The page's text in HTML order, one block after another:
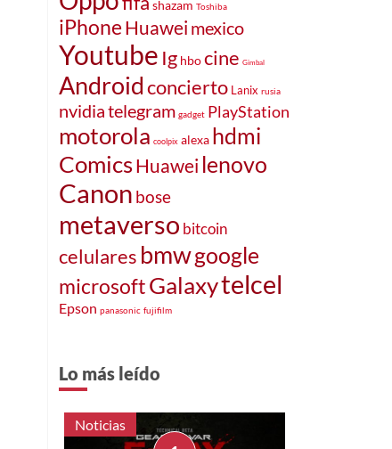
shazam Toshiba
iPhoneHuawei mexico
Youtube Ig hbocine Gimbal
Androidconcierto Lanix rusia
nvidiatelegram gadget PlayStation
motorola coolpix alexa hdmi
ComicsHuawei lenovo
Canon bose
metaverso bitcoin
celulares bmwgoogle
microsoftGalaxytelcel
Epson panasonic fujifilm
Lo más leído
Noticias